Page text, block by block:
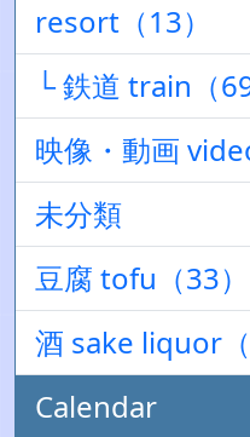
resort（13）
└ 鉄道 train（69
映像・動画
未分類
豆腐 tofu（33）
酒 sake liquor（
Calendar